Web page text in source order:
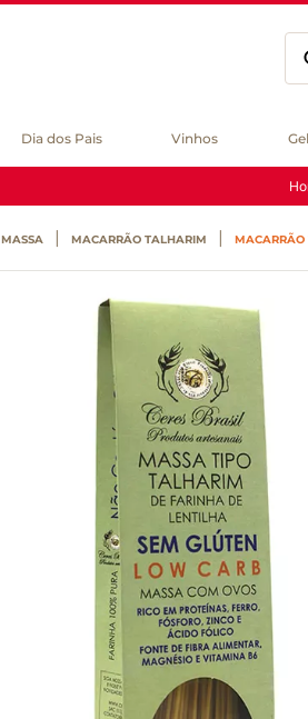
Dia dos Pais Vinhos
MASSA MACARRÃO TALHARIM MACARRÃO